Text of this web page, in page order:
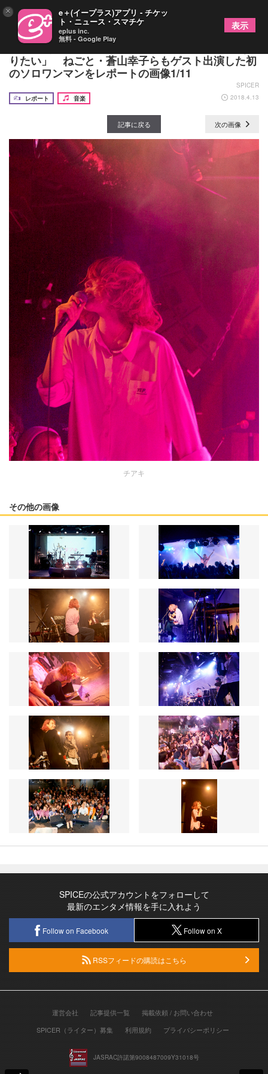
チアキ（ex.赤い公園）「最高のボーカリストにな
りたい」 ねごと・蒼山幸子らもゲスト出演した初
のソロワンマンをレポートの画像1/11
SPICER
レポート
音楽 2018.4.13
記事に戻る 次の画像
チアキ
その他の画像
SPICEの公式アカウントをフォローして
最新のエンタメ情報を手に入れよう
Follow on Facebook Follow on X
RSSフィードの購読はこちら
運営会社 記事提供一覧
掲載依頼 / お問い合わせ
SPICER（ライター）募集
利用規約 プライバシーポリシー
JASRAC許諾第9008487009Y31018号
× e＋(イープラス)アプリ - チケッ
ト・ニュース・スマチケ
eplus inc.
無料 - Google Play
表示